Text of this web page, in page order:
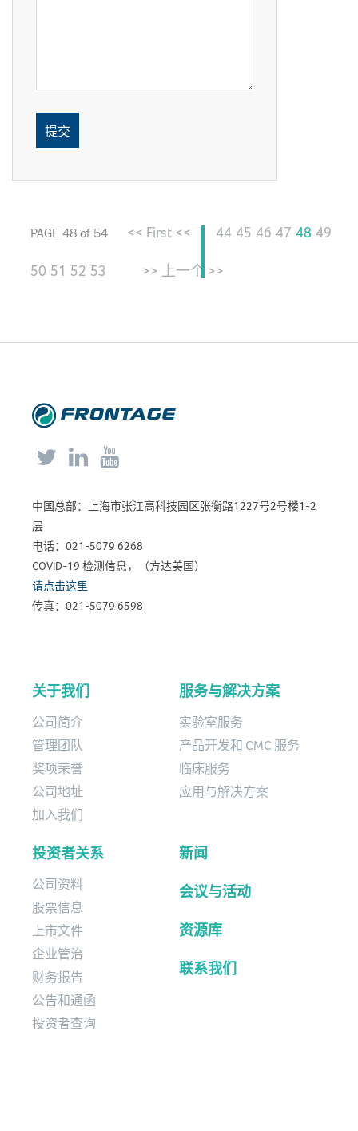
PAGE 48 of 54 << First << 44 45 46 47 48 49
50 51 52 53 >> 上一个 >>
  
中国总部：上海市张江高科技园区张衡路1227号2号楼1-2
层
电话：021-5079 6268
COVID-19 检测信息，（方达美国）
请点击这里
传真：021-5079 6598
关于我们
公司简介
管理团队
奖项荣誉
公司地址
加入我们
服务与解决方案
实验室服务
产品开发和 CMC 服务
临床服务
应用与解决方案
投资者关系
公司资料
股票信息
上市文件
企业管治
财务报告
公告和通函
投资者查询
新闻
会议与活动
资源库
联系我们